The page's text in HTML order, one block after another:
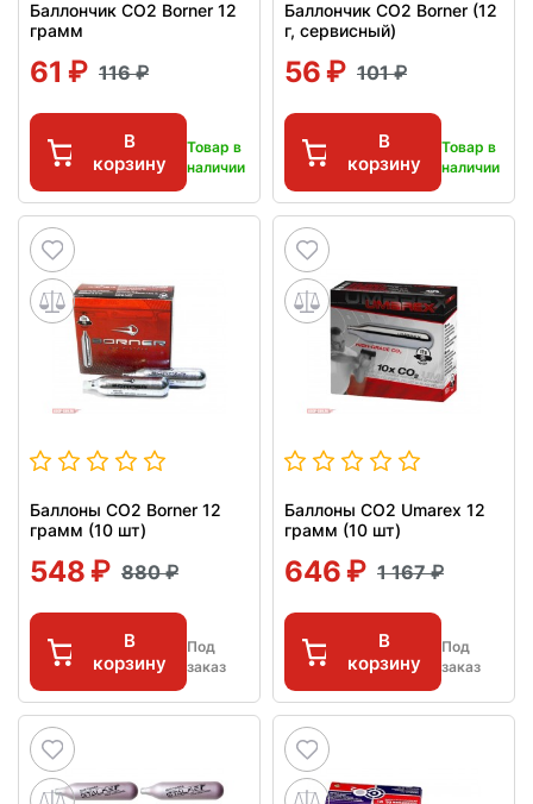
Баллончик CO2 Borner 12
грамм
61 116
В
корзину
Товар в
наличии
Баллончик CO2 Borner (12
г, сервисный)
56 101
В
корзину
Товар в
наличии
Баллоны СО2 Borner 12
грамм (10 шт)
548 880
В
корзину
Под
заказ
Баллоны СО2 Umarex 12
грамм (10 шт)
646 1 167
В
корзину
Под
заказ